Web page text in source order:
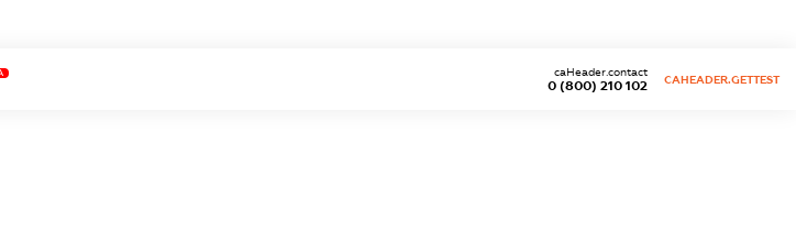
0 (800) 210 102
caHeader.contact
CAHEADER.GETTEST